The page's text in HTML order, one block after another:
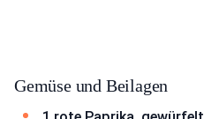
Gemüse und Beilagen